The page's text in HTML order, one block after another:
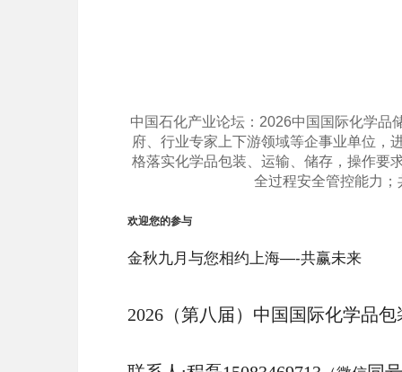
中国石化产业论坛： 2026中国国际化学品
府、行业专家上下游领域等企事业单位，
格落实化学品包装、运输、储存，操作要
全过程安全管控能力
欢迎您的参与
金秋九月与您相约上海—-共赢未来
2026 （第八 届）中国国际化学品